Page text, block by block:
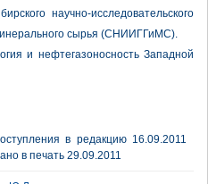
научно-исследовательского
сырья (СНИИГГиМС).
и нефтегазоносность Западной
в редакцию 16.09.2011
в печать 29.09.2011